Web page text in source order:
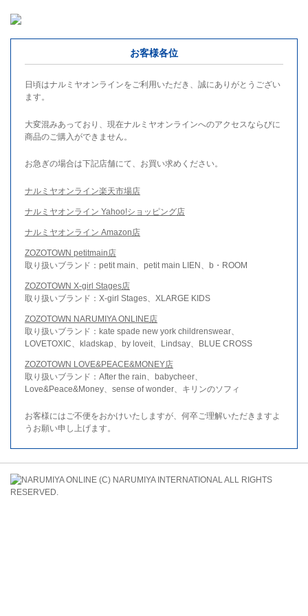
お客様各位
日頃はナルミヤオンラインをご利用いただき、誠にありがとうござい
ます。
大変混みあっており、現在ナルミヤオンラインへのアクセスならびに
商品のご購入ができません。
お急ぎの場合は下記店舗にて、お買い求めください。
ナルミヤオンライン楽天市場店
ナルミヤオンライン Yahoo!ショッピング店
ナルミヤオンライン Amazon店
ZOZOTOWN petitmain店
取り扱いブランド：petit main、petit main LIEN、b・ROOM
ZOZOTOWN X-girl Stages店
取り扱いブランド：X-girl Stages、XLARGE KIDS
ZOZOTOWN NARUMIYA ONLINE店
取り扱いブランド：kate spade new york childrenswear、
LOVETOXIC、kladskap、by loveit、Lindsay、BLUE CROSS
ZOZOTOWN LOVE&PEACE&MONEY店
取り扱いブランド：After the rain、babycheer、
Love&Peace&Money、sense of wonder、キリンのソフィ
お客様にはご不便をおかけいたしますが、何卒ご理解いただきますよ
うお願い申し上げます。